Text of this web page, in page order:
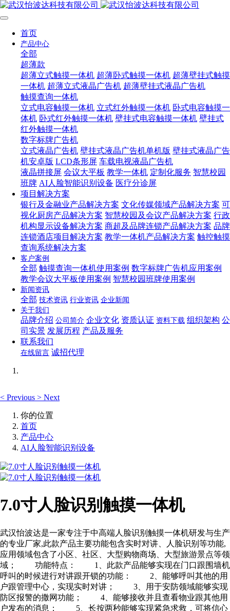
首页
产品中心
全部
超薄款
超薄立式触摸一体机 超薄卧式触摸一体机 超薄壁挂式触摸
一体机 超薄立式液晶广告机 超薄壁挂式液晶广告机
触摸查询一体机
立式电容触摸一体机 立式红外触摸一体机 卧式电容触摸一
体机 卧式红外触摸一体机 壁挂式电容触摸一体机 壁挂式
红外触摸一体机
数字标牌广告机
立式液晶广告机 壁挂式液晶广告机单机版 壁挂式液晶广告
机安卓版 LCD条形屏 车载电视液晶广告机
液晶拼接屏 会议大平板 教学一体机 定制化服务 智慧校园
班牌 AI人脸智能识别设备 医疗分诊屏
项目解决方案
银行及金融业产品解决方案 文化传媒领域产品解决方案 可
视化厨房产品解决方案 智慧校园及会议产品解决方案 行政
机构显示设备解决方案 商超及品牌连锁产品解决方案 品牌
连锁酒店项目解决方案 教学一体机产品解决方案 触控触摸
查询系统解决方案
客户案例
全部 触摸查询一体机使用案例 数字标牌广告机应用案例
教学会议大平板使用案例 智慧校园班牌使用案例
新闻资讯
全部 技术资讯 行业资讯 企业新闻
关于我们
品牌介绍 公司简介 企业文化 资质认证 资料下载 组织架构 公
司实景 发展历程 产品及服务
联系我们
在线留言 诚招代理
< Previous > Next
你的位置
首页
产品中心
AI人脸智能识别设备
7.0寸人脸识别触摸一体机
武汉怡波达是一家专注于中高端人脸识别触摸一体机研发与生产
的专业厂家,此款产品主要功能包含实时对讲、人脸识别等功能,
应用领域包含了小区、社区、大型购物商场、大型旅游景点等领
域； 功能特点： 1、此款产品能够实现在门口跟围墙机
呼叫的时候进行对讲跟开锁的功能： 2、能够呼叫其他的用
户跟管理中心，实现实时对讲； 3、用于安防领域能够实现
防区报警的撒网功能； 4、能够接收并且查看物业跟其他用
户发布的消息； 5、长按两秒能够实现紧急求救，可将信心